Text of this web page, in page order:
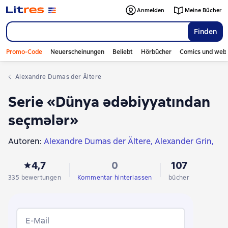
Finden
Anmelden Meine Bücher
Promo-Code Neuerscheinungen Beliebt Hörbücher Comics und
Alexandre Dumas der Ältere
Serie «Dünya ədəbiyyatından
seçmələr»
Autoren: Alexandre Dumas der Ältere Alexander Grin
Астрид Линдгрен
Jack London
Alan Alexander Milne
Oscar Wilde Mary Shelley Agatha Christie
4,7
335 bewertungen
0
Kommentar hinterlassen
107
bücher
E-Mail